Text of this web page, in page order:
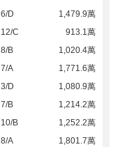
6/D
1,479.9萬
12/C
913.1萬
8/B
1,020.4萬
7/A
1,771.6萬
3/D
1,080.9萬
7/B
1,214.2萬
10/B
1,252.2萬
8/A
1,801.7萬